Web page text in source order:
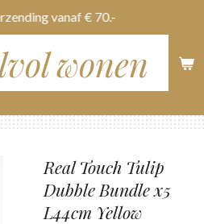
wonen
vanaf € 70.-
Real Touch Tulip
Dubble Bundle x5
L44cm Yellow